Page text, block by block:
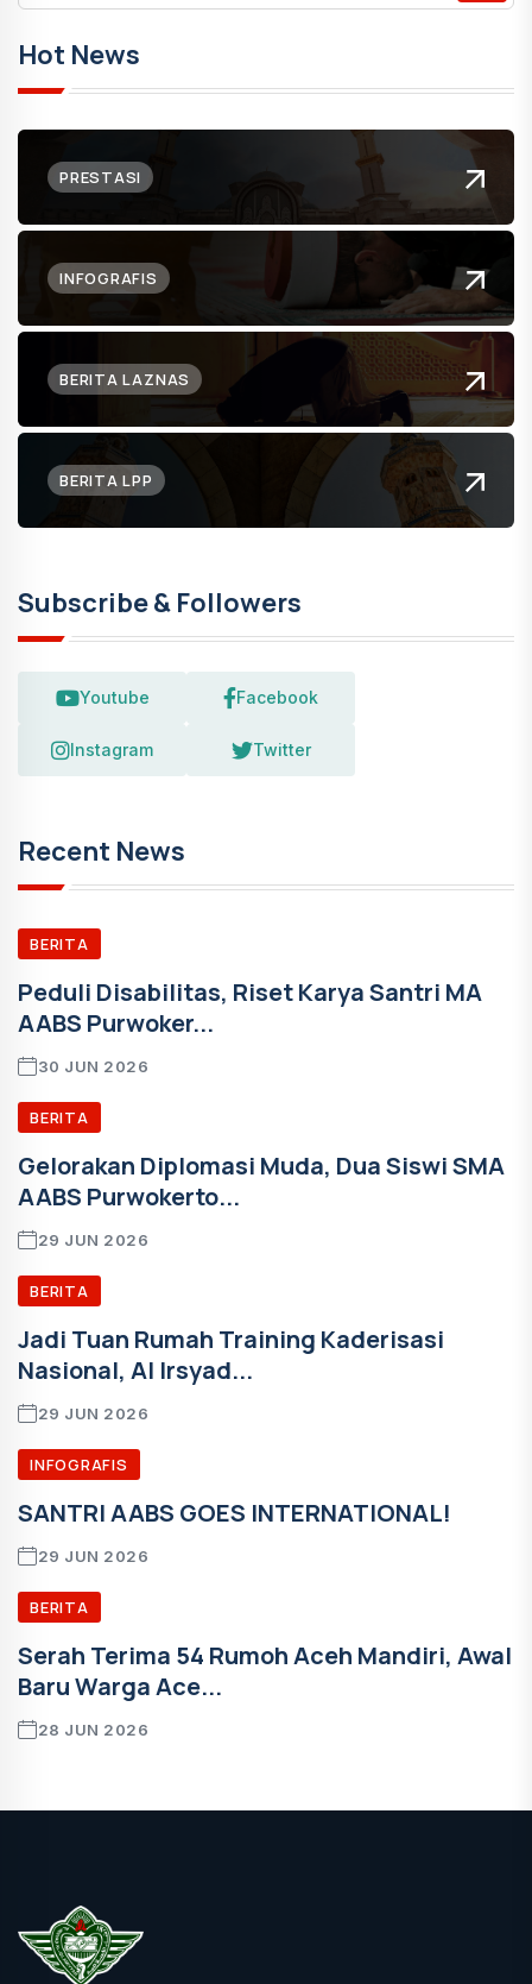
Hot News
PRESTASI
INFOGRAFIS
BERITA LAZNAS
BERITA LPP
Subscribe & Followers
Youtube Facebook
Instagram Twitter
Recent News
BERITA
Peduli Disabilitas, Riset Karya Santri MA
AABS Purwoker...
30 JUN 2026
BERITA
Gelorakan Diplomasi Muda, Dua Siswi SMA
AABS Purwokerto...
29 JUN 2026
BERITA
Jadi Tuan Rumah Training Kaderisasi
Nasional, Al Irsyad...
29 JUN 2026
INFOGRAFIS
SANTRI AABS GOES INTERNATIONAL!
29 JUN 2026
BERITA
Serah Terima 54 Rumoh Aceh Mandiri, Awal
Baru Warga Ace...
28 JUN 2026